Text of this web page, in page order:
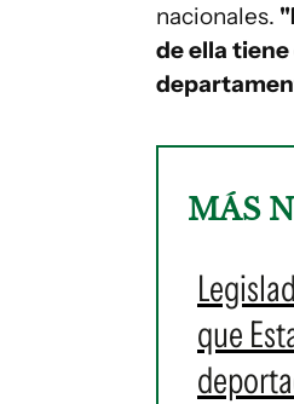
nacionales.
de ella
MÁS
que